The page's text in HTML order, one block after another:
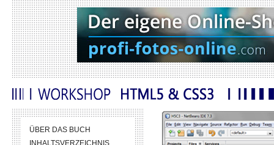
ÜBER DAS BUCH
INHALTSVERZEICHNIS